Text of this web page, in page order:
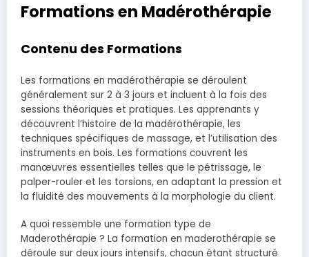
Formations en Madérothérapie
Contenu des Formations
Les formations en madérothérapie se déroulent
généralement sur 2 à 3 jours et incluent à la fois des
sessions théoriques et pratiques. Les apprenants y
découvrent l’histoire de la madérothérapie, les
techniques spécifiques de massage, et l’utilisation des
instruments en bois. Les formations couvrent les
manœuvres essentielles telles que le pétrissage, le
palper-rouler et les torsions, en adaptant la pression et
la fluidité des mouvements à la morphologie du client.
A quoi ressemble une formation type de
Maderothérapie ? La formation en maderothérapie se
déroule sur deux jours intensifs, chacun étant structuré